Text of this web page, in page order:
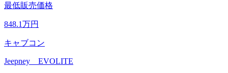
最低販売価格
848.1万円
キャブコン
Jeepney EVOLITE